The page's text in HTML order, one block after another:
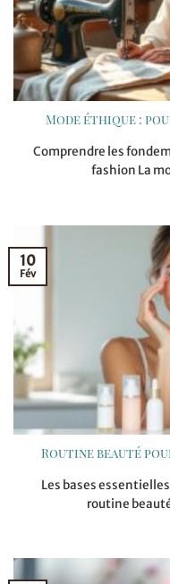
Mode éthique :
Comprendre les
fashion La
Routine beauté
Les bases
routine
10
Fév